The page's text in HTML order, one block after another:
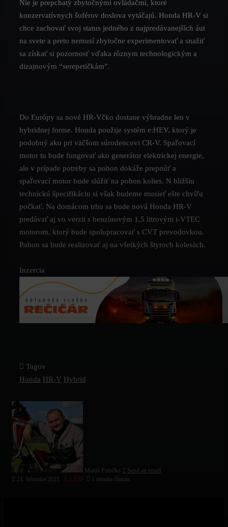
Nie je prepchatý zbytočnými ovládačmi, ktoré
konzervatívnych šoférov doslova vytáčajú. Honda HR-V si
chce zachovať svoj status jedného z najpredávanejších áut
na svete a preto nemusí zbytočne experimentovať a snažiť
sa získať si pozornosť vďaka rôznym technologickým a
dizajnovým “serepetičkám”.
Do Európy sa nové HR-Včko dostane výhradne len v
hybridnej forme. Honda použije systém e:HEV, ktorý je
podobný ako pri väčšom súrodencovi CR-V. Spaľovací
motor tu bude fungovať ako generátor elektrickej energie,
ale v prípade potreby sa pohon dokáže prepnúť a
spaľovací motor bude slúžiť na pohon kolies. N bližšiu
technickú špecifikáciu si však budeme musieť ešte chvíľu
počkať. Na domácom trhu sa bude nová Honda HR-V
predávať aj vo verzii s benzínovým 1,5 litrovým i-VTEC
motorom, ktorý bude spolupracovať s CVT prevodovkou.
Pohon sa bude realizovať aj na všetkých štyroch kolesách.
Inzercia
Tagov
Honda HR-V Hybrid
Matúš Paločko
Send an email
21. februára 2021
1 550 1 minúta čítania